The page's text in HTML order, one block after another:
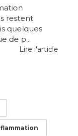
restent
quelques
de p...
Lire l'article